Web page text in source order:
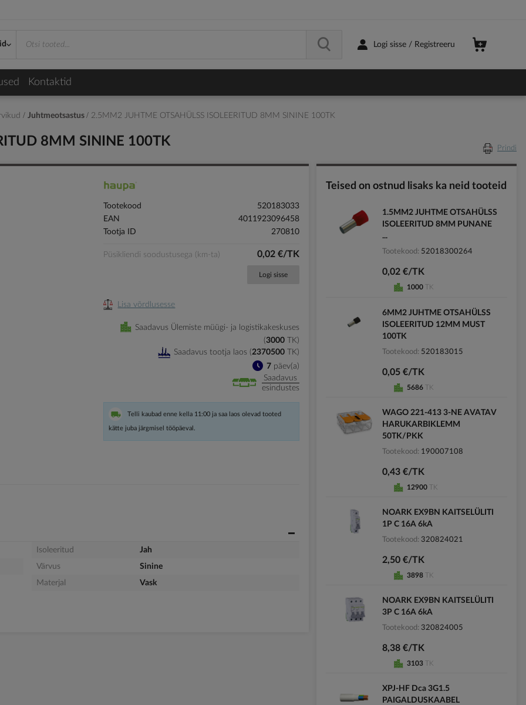
Logi sisse / Registreeru
Kontaktid
Juhtmeotsastus 2.5MM2 JUHTME OTSAHÜLSS ISOLEERITUD 8MM SININE 100TK
8MM SININE 100TK Prindi
Tootekood
520183033
EAN
4011923096458
Tootja ID
270810
Püsikliendi soodustusega (km-ta) 0,02 €/TK
Logi sisse
Lisa võrdlusesse
Saadavus Ülemiste müügi- ja logistikakeskuses
3000
TK
7päev(a)
Saadavus tootja laos (2370500 TK)
Saadavus
esindustes
Telli kaubad enne kella 11:00 ja saa laos olevad tooted
kätte juba järgmisel tööpäeval.
Isoleeritud
Jah
Värvus
Sinine
Materjal
Vask
Teised on ostnud lisaks ka neid tooteid
1.5MM2 JUHTME OTSAHÜLSS
ISOLEERITUD 8MM PUNANE
...
Tootekood 52018300264
0,02 €/TK
1000 TK
6MM2 JUHTME OTSAHÜLSS
ISOLEERITUD 12MM MUST
100TK
Tootekood 520183015
0,05 €/TK
5686 TK
WAGO 221-413 3-NE AVATAV
HARUKARBIKLEMM
50TK/PKK
Tootekood 190007108
0,43 €/TK
12900 TK
NOARK EX9BN KAITSELÜLITI
1P C 16A 6kA
Tootekood 320824021
2,50 €/TK
3898 TK
NOARK EX9BN KAITSELÜLITI
3P C 16A 6kA
Tootekood 320824005
8,38 €/TK
3103 TK
XPJ-HF Dca 3G1.5
PAIGALDUSKAABEL